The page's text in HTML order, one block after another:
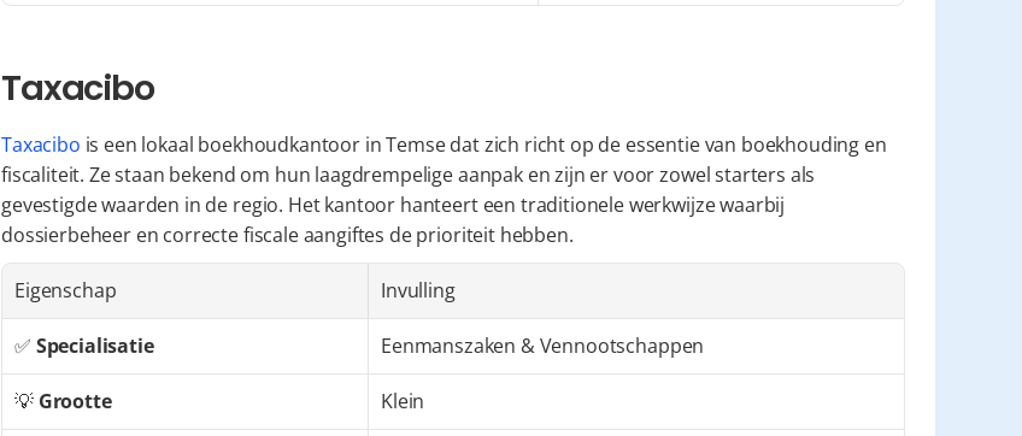
Taxacibo
Taxacibo is een lokaal boekhoudkantoor in Temse dat zich richt op de essentie van boekhouding en
fiscaliteit. Ze staan bekend om hun laagdrempelige aanpak en zijn er voor zowel starters als
gevestigde waarden in de regio. Het kantoor hanteert een traditionele werkwijze waarbij
dossierbeheer en correcte fiscale aangiftes de prioriteit hebben.
Eigenschap Invulling
✅ Specialisatie Eenmanszaken & Vennootschappen
💡 Grootte Klein